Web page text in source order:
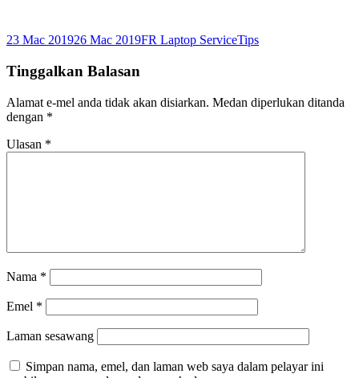
Dikirimkan
23 Mac 201926 Mac 2019Pengarang
FR Laptop ServiceKategori
Tips
Tinggalkan Balasan
Alamat e-mel anda tidak akan disiarkan. Medan diperlukan ditanda
dengan *
Ulasan *
Nama *
Emel *
Laman sesawang
Simpan nama, emel, dan laman web saya dalam pelayar ini